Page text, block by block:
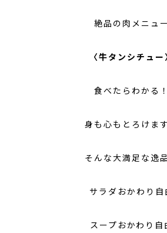
絶品の肉メニュー
〈牛タンシチュー
食べたらわかる！
身も心もとろけま
そんな大満足な逸品
サラダおかわり自
スープおかわり自